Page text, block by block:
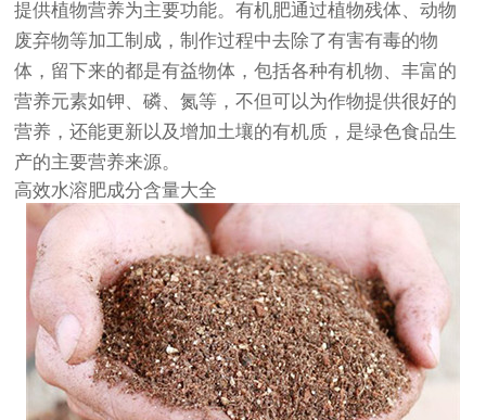
提供植物营养为主要功能。有机肥通过植物残体、动物
废弃物等加工制成，制作过程中去除了有害有毒的物
体，留下来的都是有益物体，包括各种有机物、丰富的
营养元素如钾、磷、氮等，不但可以为作物提供很好的
营养，还能更新以及增加土壤的有机质，是绿色食品生
产的主要营养来源。
高效水溶肥成分含量大全